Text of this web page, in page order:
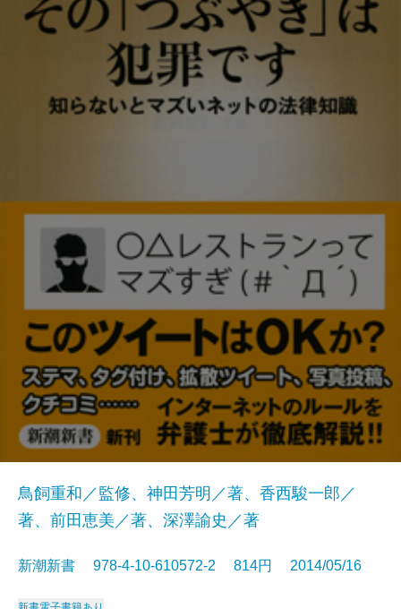
鳥飼重和／監修、神田芳明／著、香西駿一郎／
著、前田恵美／著、深澤諭史／著
新潮新書 978-4-10-610572-2 814円 2014/05/16